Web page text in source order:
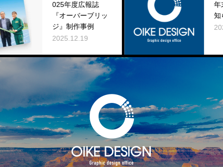
025年度広報誌
『オーバーブリッ
ジ』制作事例
2025.12.19
年末年始休業の
知らせ
2025.12.03